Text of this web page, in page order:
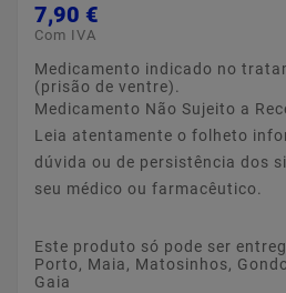
7,90 €
Com IVA
Medicamento indicado no
(prisão de ventre).
Medicamento Não Sujeito a
Leia atentamente o folheto
dúvida ou de persistência dos
seu médico ou farmacêutico.
Este produto só pode ser
Porto, Maia, Matosinhos,
Gaia